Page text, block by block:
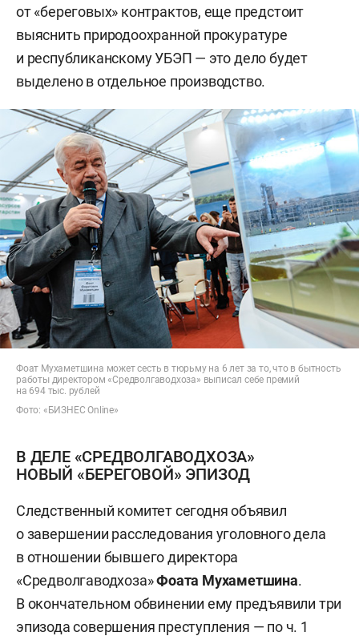
от «береговых» контрактов, еще предстоит
выяснить природоохранной прокуратуре
и республиканскому УБЭП — это дело будет
выделено в отдельное производство.
Фоат Мухаметшина может сесть в тюрьму на 6 лет за то, что в бытность
работы директором «Средволгаводхоза» выписал себе премий
на 694 тыс. рублей
Фото: «БИЗНЕС Online»
В ДЕЛЕ «СРЕДВОЛГАВОДХОЗА»
НОВЫЙ «БЕРЕГОВОЙ» ЭПИЗОД
Следственный комитет сегодня объявил
о завершении расследования уголовного дела
в отношении бывшего директора
«Средволгаводхоза»Фоата Мухаметшина.
В окончательном обвинении ему предъявили три
эпизода совершения преступления — по ч. 1